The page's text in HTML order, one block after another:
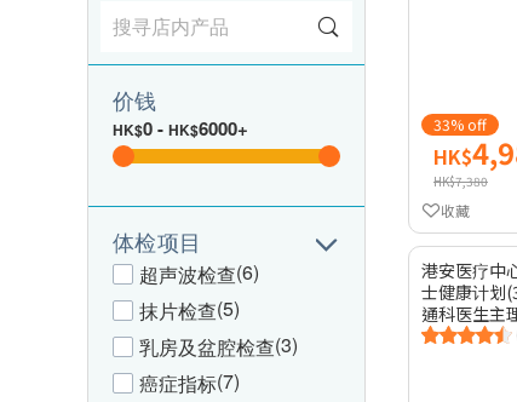
价钱
HK$0- HK$6000+
体检项目
超声波检查(6)
抹片检查(5)
乳房及盆腔检查(3)
癌症指标(7)
33% off
HK$
HK$7,380
收藏
港安医疗中
士健康计划
通科医生主